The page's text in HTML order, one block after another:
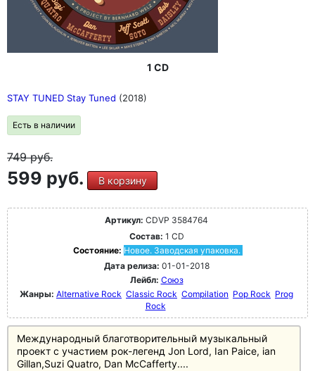
1 CD
STAY TUNED Stay Tuned (2018)
Есть в наличии
749руб.
599 руб. В корзину
Артикул: CDVP 3584764
Состав: 1 CD
Состояние: Новое. Заводская упаковка.
Дата релиза: 01-01-2018
Лейбл: Союз
Жанры: Alternative Rock Classic Rock Compilation Pop Rock Prog
Rock
Международный благотворительный музыкальный
проект с участием рок-легенд Jon Lord, Ian Paice, ian
Gillan,Suzi Quatro, Dan McCafferty....